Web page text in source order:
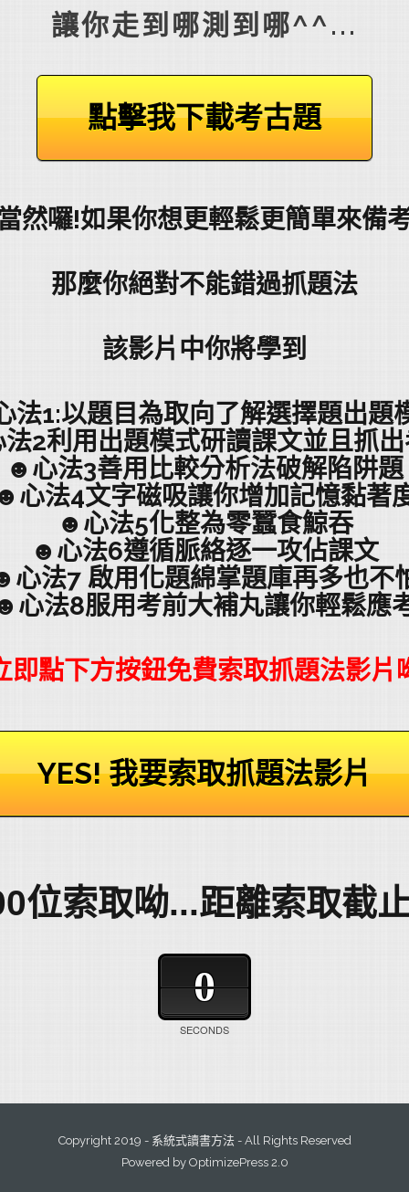
讓你走到哪測到哪^^...
點擊我下載考古題
然囉!如果你想更輕鬆更簡單來備
那麼你絕對不能錯過抓題法
該影片中你將學到
1:以題目為取向了解選擇題出題
2利用出題模式研讀課文並且抓
☻心法3善用比較分析法破解陷阱題
心法4文字磁吸讓你增加記憶黏著
☻心法5化整為零蠶食鯨吞
☻心法6遵循脈絡逐一攻佔課文
法7 啟用化題綿掌題庫再多也不
心法8服用考前大補丸讓你輕鬆應
即點下方按鈕免費索取抓題法影片
YES! 我要索取抓題法影片
位索取呦...距離索取截
0
SECONDS
Copyright 2019 - 系統式讀書方法 - All Rights Reserved
Powered by OptimizePress 2.0